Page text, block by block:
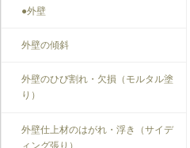
●外壁
外壁の傾斜
外壁のひび割れ・欠損（モルタル塗
り）
外壁仕上材のはがれ・浮き（サイデ